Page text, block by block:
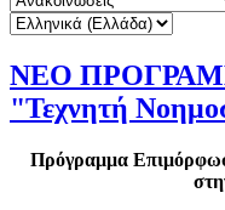
ΝΕΟ
"Τεχνητή
Πρόγραμμα